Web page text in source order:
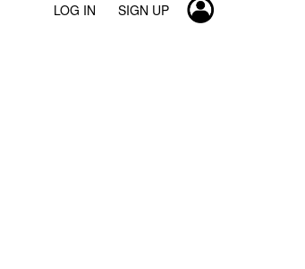
LOG IN SIGN UP